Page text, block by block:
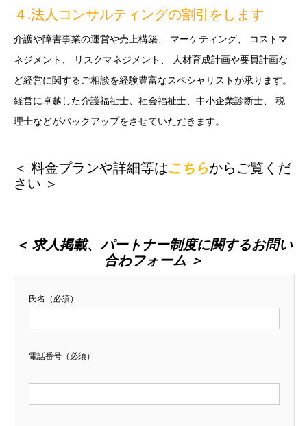
４.法人コンサルティングの割引をします
介護や障害事業の運営や売上構築、 マーケティング、 コストマ
ネジメント、 リスクマネジメント、 人材育成計画や要員計画な
ど経営に関するご相談を経験豊富なスペシャリストが承ります。
経営に卓越した介護福祉士、社会福祉士、中小企業診断士、 税
理士などがバックアップをさせていただきます。
＜ 料金プランや詳細等はこちらからご覧くだ
さい ＞
＜ 求人掲載、パートナー制度に関するお問い
合わフォーム ＞
氏名（必須）
電話番号（必須）